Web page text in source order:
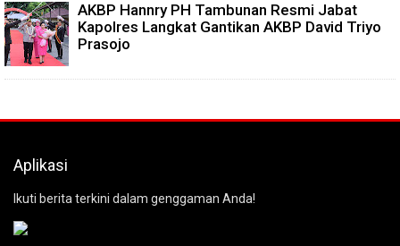
AKBP Hannry PH Tambunan Resmi Jabat
Kapolres Langkat Gantikan AKBP David Triyo
Prasojo
Aplikasi
Ikuti berita terkini dalam genggaman Anda!